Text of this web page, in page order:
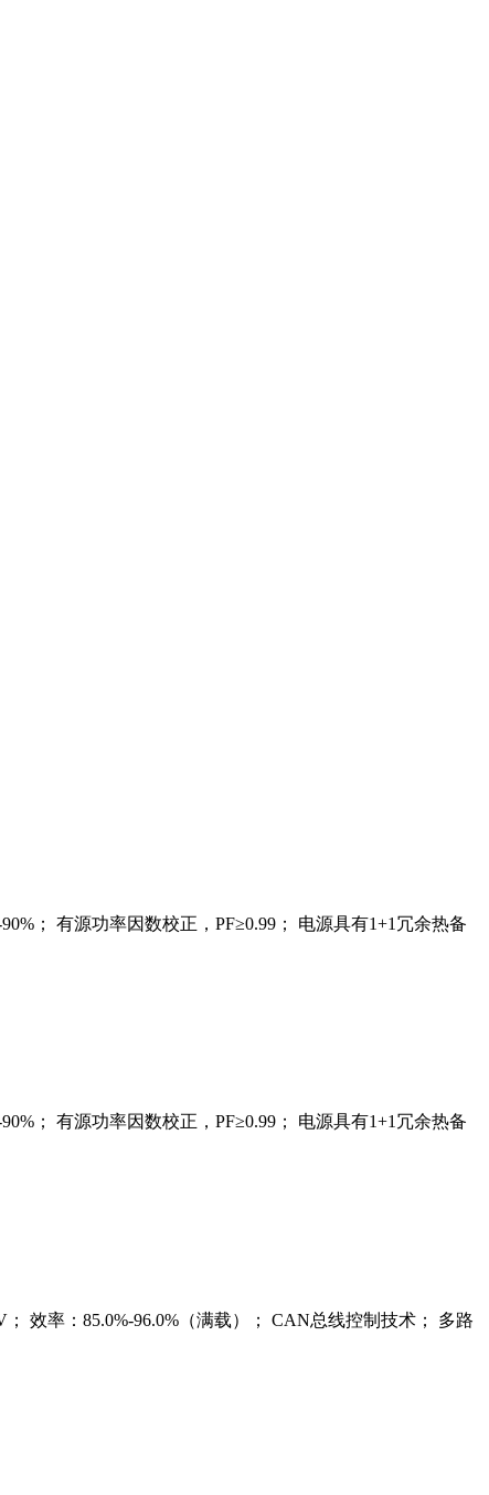
； 有源功率因数校正，PF≥0.99； 电源具有1+1冗余热备
； 有源功率因数校正，PF≥0.99； 电源具有1+1冗余热备
效率：85.0%-96.0%（满载）； CAN总线控制技术； 多路